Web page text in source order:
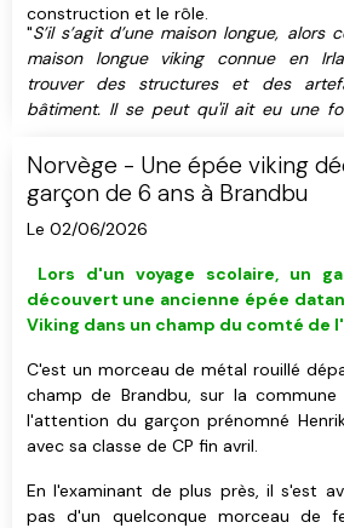
construction et le rôle.
"S’il s’agit d’une maison longue,
maison longue viking connue en
trouver des structures et des
bâtiment. Il se peut qu'il ait eu une
à l'Université de Stavanger, qui a
Norvège - Une épée viking découverte par un
garçon de 6 ans à Brandbu
Le 02/06/2026
Lors d'un voyage scolaire, un
découvert une ancienne épée
Viking dans un champ du comté de
C'est un morceau de métal rouillé
champ de Brandbu, sur la
l'attention du garçon prénomné
avec sa classe de CP fin avril.
En l'examinant de plus près, il s'est
pas d'un quelconque morceau de